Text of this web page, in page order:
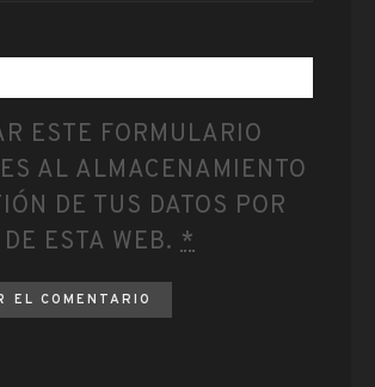
ESTE FORMULARIO
AL ALMACENAMIENTO
DE TUS DATOS POR
ESTA WEB. *